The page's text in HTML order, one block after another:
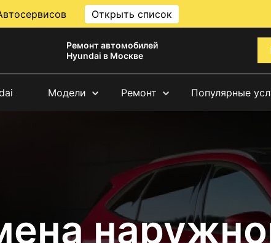
Открыть список
Ремонт автомобилей
Hyundai в Москве
Модели Ремонт Популярные